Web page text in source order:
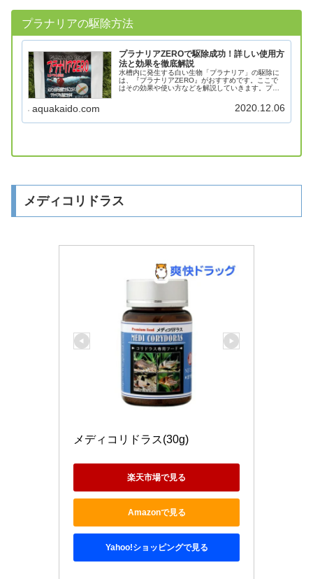
プラナリアの駆除方法
プラナリアZEROで駆除成功！詳しい使用方
法と効果を徹底解説
水槽内に発生する白い生物「プラナリア」の駆除に
は、『プラナリアZERO』がおすすめです。ここで
はその効果や使い方などを解説していきます。プラ
発生原因は、購入した熱帯魚や水草、飼育水に混入
aquakaido.com 2020.12.06
メディコリドラス
メディコリドラス(30g)
楽天市場で見る
Amazonで見る
Yahoo!ショッピングで見る